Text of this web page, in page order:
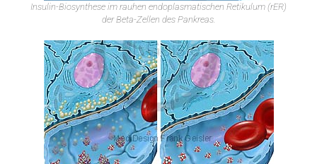
Insulin-Biosynthese im rauhen endoplasmatischen Retikulum (rER)
der Beta-Zellen des Pankreas.